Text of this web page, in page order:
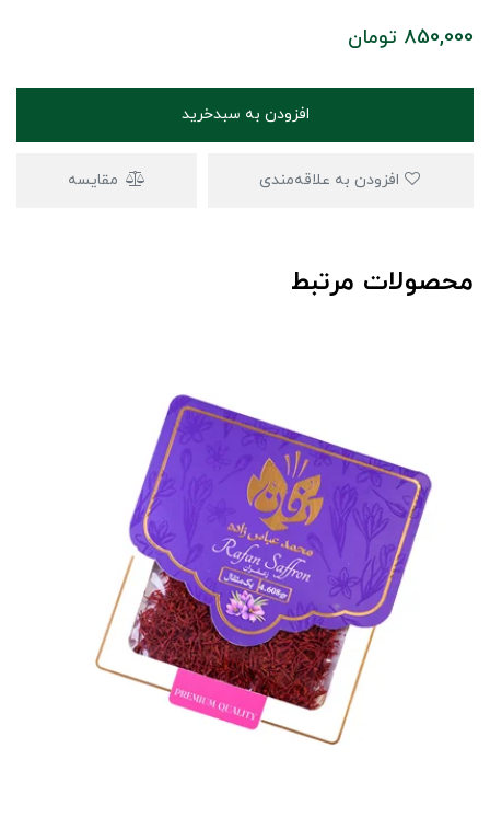
850,000 تومان
افزودن به سبدخرید
مقایسه
محصولات مرتبط